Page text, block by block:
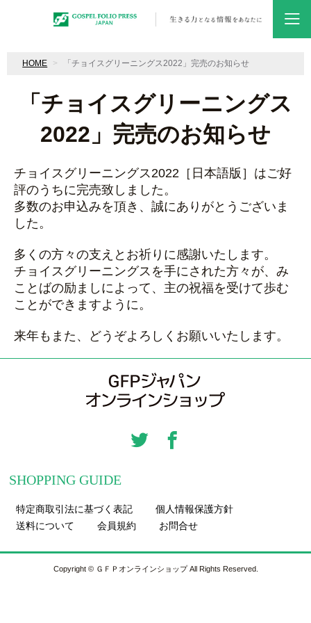
HOME 「チョイスグリーニングス2022」完売のお知らせ
「チョイスグリーニングス
2022」完売のお知らせ
チョイスグリーニングス2022［日本語版］はご好
評のうちに完売致しました。
多数のお申込みを頂き、誠にありがとうございま
した。
多くの方々の支えとお祈りに感謝いたします。
チョイスグリーニングスを手にされた方々が、み
ことばの励ましによって、主の祝福を受けて歩む
ことができますように。
来年もまた、どうぞよろしくお願いいたします。
SHOPPING GUIDE
特定商取引法に基づく表記
個人情報保護方針
送料について
会員規約 お問合せ
Copyright © ＧＦＰオンラインショップ All Rights Reserved.